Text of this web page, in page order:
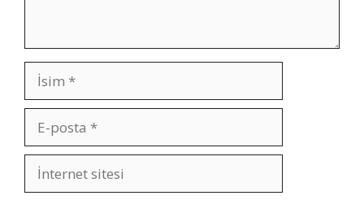
İsim
posta
İnternet
sitesi